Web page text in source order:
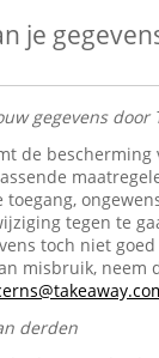
je
gegevens door
de bescherming
toegang,
tegen te
toch niet
misbruik, neem
derden